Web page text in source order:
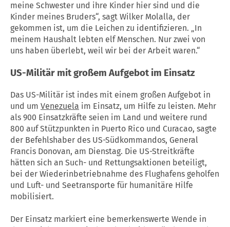
meine Schwester und ihre Kinder hier sind und die
Kinder meines Bruders“, sagt Wilker Molalla, der
gekommen ist, um die Leichen zu identifizieren. „In
meinem Haushalt lebten elf Menschen. Nur zwei von
uns haben überlebt, weil wir bei der Arbeit waren.“
US-Militär mit großem Aufgebot im Einsatz
Das US-Militär ist indes mit einem großen Aufgebot in
und um Venezuela im Einsatz, um Hilfe zu leisten. Mehr
als 900 Einsatzkräfte seien im Land und weitere rund
800 auf Stützpunkten in Puerto Rico und Curacao, sagte
der Befehlshaber des US-Südkommandos, General
Francis Donovan, am Dienstag. Die US-Streitkräfte
hätten sich an Such- und Rettungsaktionen beteiligt,
bei der Wiederinbetriebnahme des Flughafens geholfen
und Luft- und Seetransporte für humanitäre Hilfe
mobilisiert.
Der Einsatz markiert eine bemerkenswerte Wende in